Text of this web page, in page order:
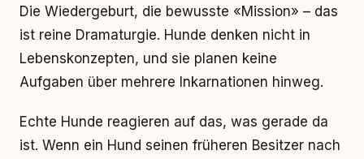
Die Wiedergeburt, die bewusste «Mission» – das
ist reine Dramaturgie. Hunde denken nicht in
Lebenskonzepten, und sie planen keine
Aufgaben über mehrere Inkarnationen hinweg.
Echte Hunde reagieren auf das, was gerade da
ist. Wenn ein Hund seinen früheren Besitzer nach